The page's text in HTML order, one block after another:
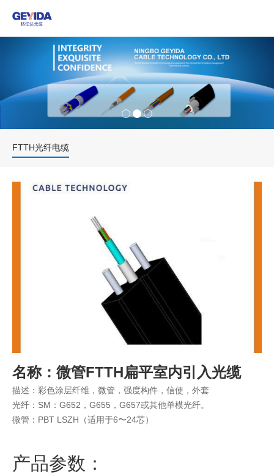
新闻动态
联系我们
FTTH光纤电缆
名称：微管FTTH扁平室内引入光缆
描述：彩色涂层纤维，微管，强度构件，信使，外套
光纤：SM：G652，G655，G657或其他单模光纤。
微管：PBT LSZH（适用于6〜24芯）
产品参数：